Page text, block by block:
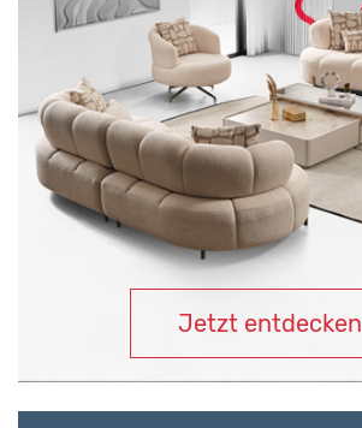
Jetzt entdecken